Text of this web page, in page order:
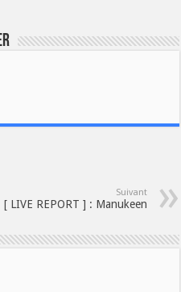
Suivant
[ LIVE REPORT ] : Manukeen